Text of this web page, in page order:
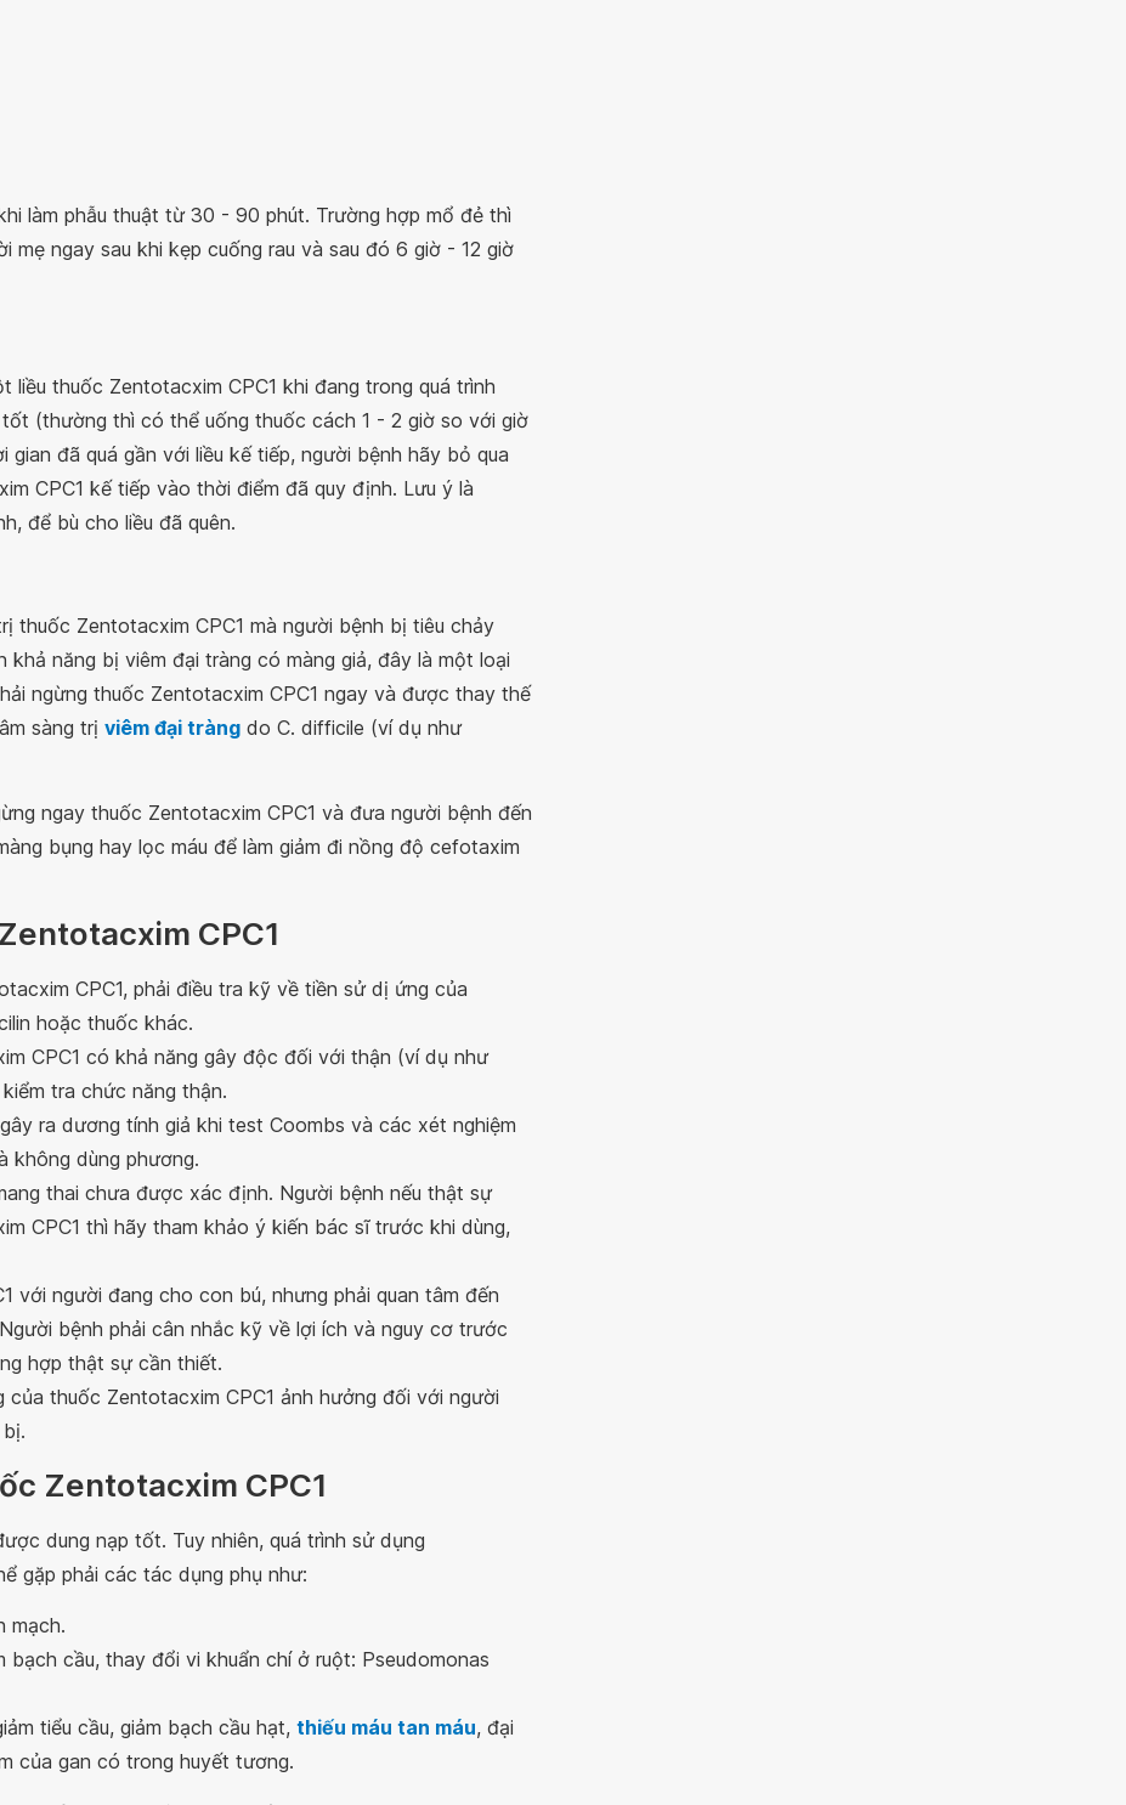
làm phẫu thuật từ 30 - 90 phút. Trường hợp mổ đẻ thì
mẹ ngay sau khi kẹp cuống rau và sau đó 6 giờ - 12 giờ
liều thuốc Zentotacxim CPC1 khi đang trong quá trình
(thường thì có thể uống thuốc cách 1 - 2 giờ so với giờ
đã quá gần với liều kế tiếp, người bệnh hãy bỏ qua
CPC1 kế tiếp vào thời điểm đã quy định. Lưu ý là
để bù cho liều đã quên.
thuốc Zentotacxim CPC1 mà người bệnh bị tiêu chảy
năng bị viêm đại tràng có màng giả, đây là một loại
ngừng thuốc Zentotacxim CPC1 ngay và được thay thế
sàng trị viêm đại tràng do C. difficile (ví dụ như
ngay thuốc Zentotacxim CPC1 và đưa người bệnh đến
bụng hay lọc máu để làm giảm đi nồng độ cefotaxim
CPC1
CPC1, phải điều tra kỹ về tiền sử dị ứng của
hoặc thuốc khác.
CPC1 có khả năng gây độc đối với thận (ví dụ như
tra chức năng thận.
ra dương tính giả khi test Coombs và các xét nghiệm
không dùng phương.
thai chưa được xác định. Người bệnh nếu thật sự
CPC1 thì hãy tham khảo ý kiến bác sĩ trước khi dùng,
với người đang cho con bú, nhưng phải quan tâm đến
bệnh phải cân nhắc kỹ về lợi ích và nguy cơ trước
hợp thật sự cần thiết.
thuốc Zentotacxim CPC1 ảnh hưởng đối với người
Zentotacxim CPC1
dung nạp tốt. Tuy nhiên, quá trình sử dụng
gặp phải các tác dụng phụ như:
mạch.
bạch cầu, thay đổi vi khuẩn chí ở ruột: Pseudomonas
tiểu cầu, giảm bạch cầu hạt, thiếu máu tan máu, đại
của gan có trong huyết tương.